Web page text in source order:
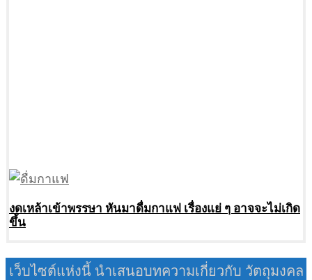
งดเหล้าเข้าพรรษา หันมาดื่มกาแฟ เรื่องแย่ ๆ อาจจะไม่เกิด
ขึ้น
เว็บไซต์แห่งนี้ นำเสนอบทความเกี่ยวกับ วัตถุมงคล